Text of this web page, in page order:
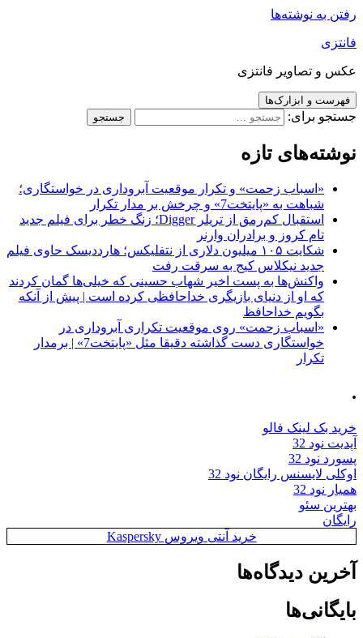
رفتن به نوشته‌ها
فانتزی
عکس و تصاویر فانتزی
فهرست و ابزارک‌ها
جستجو برای:
نوشته‌های تازه
«اسباب زحمت» و تکرار موقعیت آبروداری در خواستگاری؛
شباهت به «پایتخت7» و چرخش بر مدار تکرار
استقبال کم‌رمق از تریلر Digger؛ زنگ خطر برای فیلم جدید
تام کروز و برادران وارنر
شکایت ۱۰۵ میلیون دلاری از نتفلیکس؛ هارددیسک حاوی فیلم
جدید نیکلاس کیج به سرقت رفت
واکنش‌ها به پست اخیر شهاب حسینی که خیلی‌ها گمان کردند
که او از دنیای بازیگری خداحافظی کرده است | پیش از آنکه
بگویم خداحافظ
«اسباب زحمت» روی موقعیت تکراری آبروداری در
خواستگاری دست گذاشته دقیقا مثل «پایتخت7» | برمدار
تکرار
.
خرید بک لینک فالو
آپدیت نود 32
پسورد نود 32
اوکلی لایسنس رایگان نود 32
همیار نود 32
بهترین سئو
رایگان
خرید آنتی ویروس Kaspersky
آخرین دیدگاه‌ها
بایگانی‌ها